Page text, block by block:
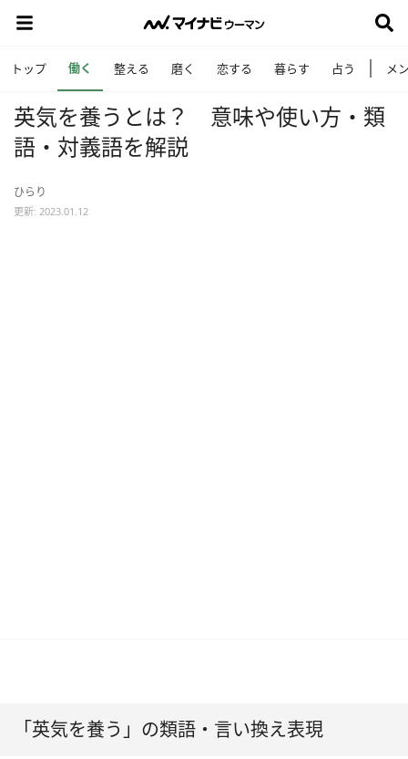
トップ 働く 整える 磨く 恋する 暮らす 占う メ
英気を養うとは？ 意味や使い方・類
語・対義語を解説
ひらり
更新: 2023.01.12
「英気を養う」の類語・言い換え表現